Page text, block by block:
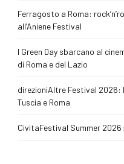
Ferragosto a Roma:
all’Aniene Festival
I Green Day sbarcano al
di Roma e del Lazio
direzioniAltre Festival 2026:
Tuscia e Roma
CivitaFestival Summer